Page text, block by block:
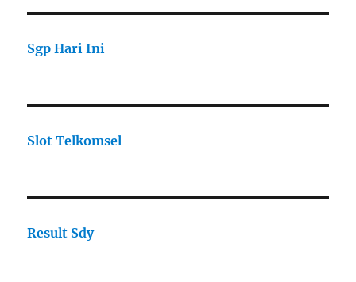
Sgp Hari Ini
Slot Telkomsel
Result Sdy